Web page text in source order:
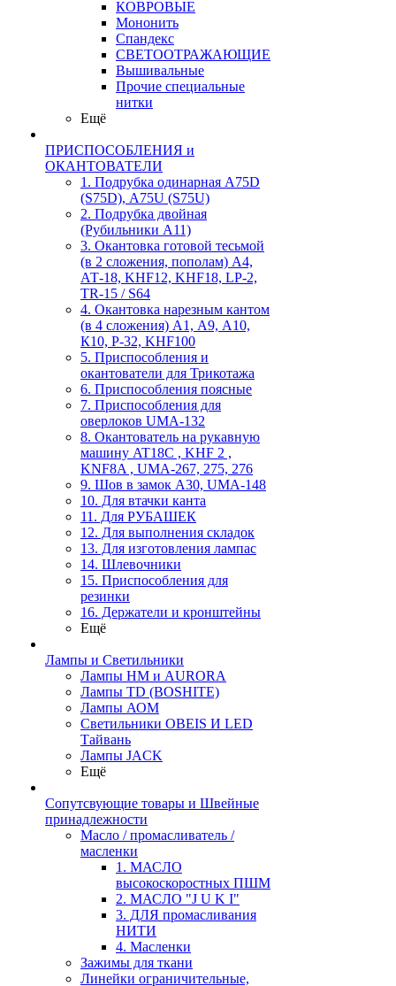
КОВРОВЫЕ
Мононить
Спандекс
СВЕТООТРАЖАЮЩИЕ
Вышивальные
Прочие специальные
нитки
Ещё
ПРИСПОСОБЛЕНИЯ и
ОКАНТОВАТЕЛИ
1. Подрубка одинарная А75D
(S75D), А75U (S75U)
2. Подрубка двойная
(Рубильники А11)
3. Окантовка готовой тесьмой
(в 2 сложения, пополам) А4,
АТ-18, KHF12, KHF18, LP-2,
TR-15 / S64
4. Окантовка нарезным кантом
(в 4 сложения) А1, А9, А10,
К10, Р-32, KHF100
5. Приспособления и
окантователи для Трикотажа
6. Приспособления поясные
7. Приспособления для
оверлоков UMA-132
8. Окантователь на рукавную
машину AT18C , KHF 2 ,
KNF8A , UMA-267, 275, 276
9. Шов в замок А30, UMA-148
10. Для втачки канта
11. Для РУБАШЕК
12. Для выполнения складок
13. Для изготовления лампас
14. Шлевочники
15. Приспособления для
резинки
16. Держатели и кронштейны
Ещё
Лампы и Светильники
Лампы HM и AURORA
Лампы TD (BOSHITE)
Лампы АОМ
Светильники OBEIS И LED
Тайвань
Лампы JACK
Ещё
Сопутсвующие товары и Швейные
принадлежности
Масло / промасливатель /
масленки
1. МАСЛО
высокоскоростных ПШМ
2. МАСЛО "J U K I"
3. ДЛЯ промасливания
НИТИ
4. Масленки
Зажимы для ткани
Линейки ограничительные,